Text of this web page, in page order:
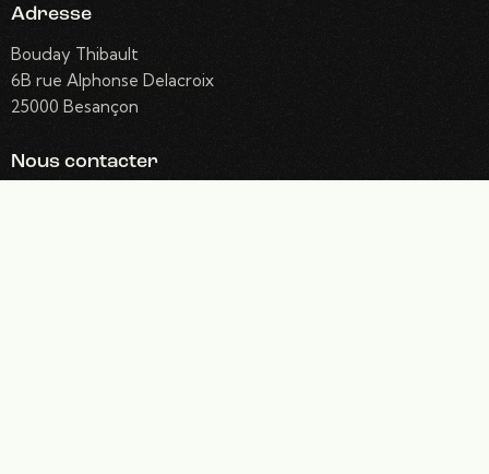
Adresse
Bouday Thibault
6B rue Alphonse Delacroix
25000 Besançon
Nous contacter